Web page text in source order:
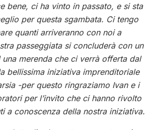
bene, ci ha vinto in passato, e si sta
per questa sgambata. Ci tengo
quanti arriveranno con noi a
passeggiata si concluderà con un
merenda che ci verrà offerta dal
bellissima iniziativa imprenditoriale
-per questo ringraziamo Ivan e i
per l’invito che ci hanno rivolto
a conoscenza della nostra iniziativa.